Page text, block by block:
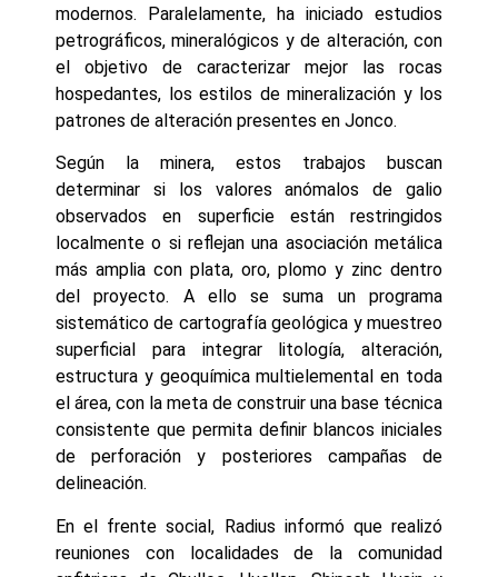
modernos. Paralelamente, ha iniciado estudios
petrográficos, mineralógicos y de alteración, con
el objetivo de caracterizar mejor las rocas
hospedantes, los estilos de mineralización y los
patrones de alteración presentes en Jonco.
Según la minera, estos trabajos buscan
determinar si los valores anómalos de galio
observados en superficie están restringidos
localmente o si reflejan una asociación metálica
más amplia con plata, oro, plomo y zinc dentro
del proyecto. A ello se suma un programa
sistemático de cartografía geológica y muestreo
superficial para integrar litología, alteración,
estructura y geoquímica multielemental en toda
el área, con la meta de construir una base técnica
consistente que permita definir blancos iniciales
de perforación y posteriores campañas de
delineación.
En el frente social, Radius informó que realizó
reuniones con localidades de la comunidad